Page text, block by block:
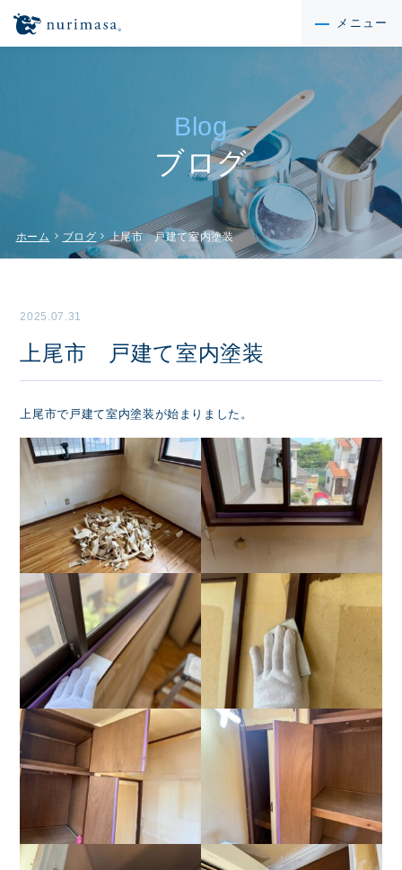
メニュー
Blog
ブログ
ホーム chevron_right ブログ chevron_right上尾市 戸建て室内塗装
2025.07.31
上尾市 戸建て室内塗装
上尾市で戸建て室内塗装が始まりました。